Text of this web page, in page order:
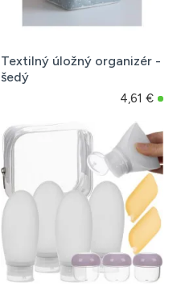
Textilný úložný organizér -
šedý
4,61 €